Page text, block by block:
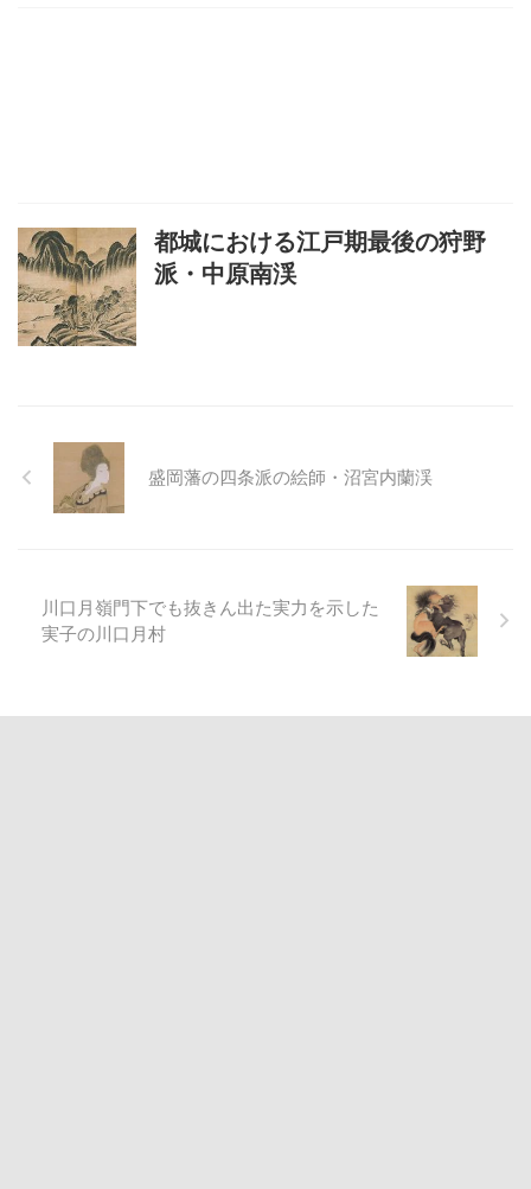
都城における江戸期最後の狩野
派・中原南渓
盛岡藩の四条派の絵師・沼宮内蘭渓
川口月嶺門下でも抜きん出た実力を示した
実子の川口月村